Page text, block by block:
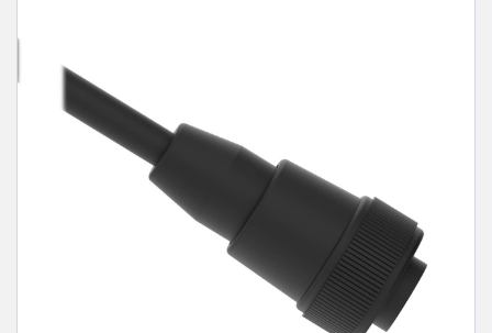
測定アレイ
3D TOF
Overall Equipment Effectiveness (OEE)
リモート監視
タンクレベルの監視
予知保全および予防保全のための状態監視